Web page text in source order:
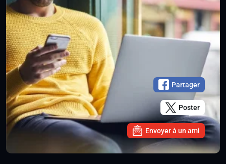
Partager
Poster
Envoyer à un ami